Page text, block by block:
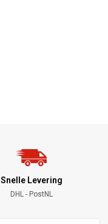
Snelle Levering
DHL - PostNL